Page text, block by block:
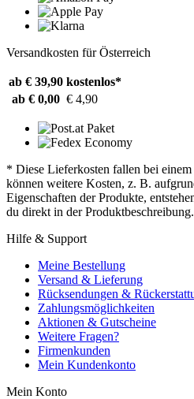
Versandkosten für Österreich
ab € 39,90 kostenlos*
ab € 0,00 € 4,90
* Diese Lieferkosten fallen bei einem
können weitere Kosten, z. B.
Eigenschaften der Produkte,
du direkt in der Produktbeschreibung.
Hilfe & Support
Meine Bestellung
Versand & Lieferung
Rücksendungen &
Zahlungsmöglichkeiten
Aktionen & Gutscheine
Weitere Fragen?
Firmenkunden
Mein Kundenkonto
Mein Konto